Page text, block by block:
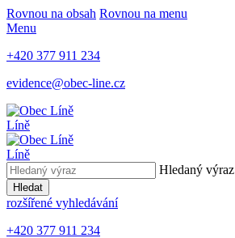
Rovnou na obsah Rovnou na menu
Menu
+420 377 911 234
evidence@obec-line.cz
Líně
Líně
Hledaný výraz
Hledat
rozšířené vyhledávání
+420 377 911 234